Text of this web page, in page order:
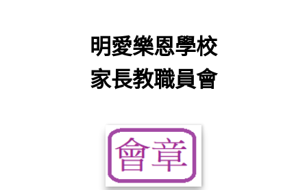
明愛樂恩學校
家長教職員會